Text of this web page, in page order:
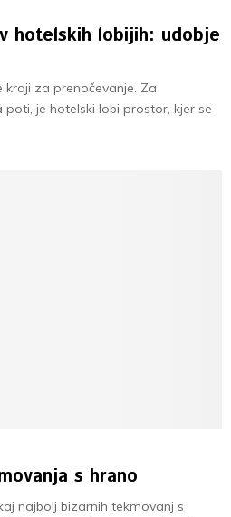
hotelskih lobijih: udobje
za prenočevanje. Za
je hotelski lobi prostor, kjer se
s hrano
najbolj bizarnih tekmovanj s